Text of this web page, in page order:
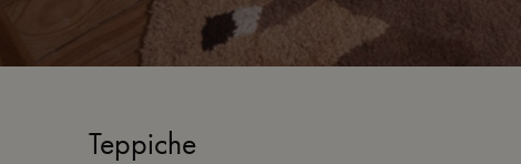
Teppiche